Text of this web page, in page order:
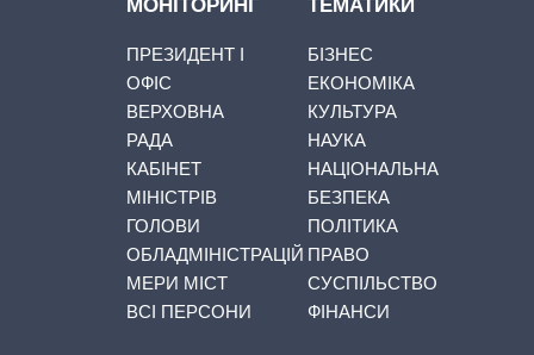
МОНІТОРИНГ
ПРЕЗИДЕНТ І
ОФІС
ВЕРХОВНА
РАДА
КАБІНЕТ
МІНІСТРІВ
ГОЛОВИ
ОБЛАДМІНІСТРАЦІЙ
МЕРИ МІСТ
ВСІ ПЕРСОНИ
ТЕМАТИКИ
БІЗНЕС
ЕКОНОМІКА
КУЛЬТУРА
НАУКА
НАЦІОНАЛЬНА
БЕЗПЕКА
ПОЛІТИКА
ПРАВО
СУСПІЛЬСТВО
ФІНАНСИ